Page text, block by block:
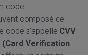
code
composé de
code s'appelle CVV
(Card Verification